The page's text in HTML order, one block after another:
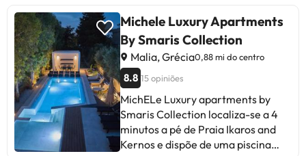
Thalassocosmos fica a 21 km de
RockRose, enquanto Lago
Voulismeni está a 29 km da
propriedade. O Aeroporto
Internacional de Heraklion fica a 29
km de distância.Esta propriedade
não permite a realização de festas
de despedida de solteiros(as) e
festas semelhantes. Este
alojamento tem gestão particular
Michele Luxury Apartments
By Smaris Collection
Malia, Grécia0,88 mi do centro
8.8 15 opiniões
MichELe Luxury apartments by
Smaris Collection localiza-se a 4
minutos a pé de Praia Ikaros and
Kernos e dispõe de uma piscina